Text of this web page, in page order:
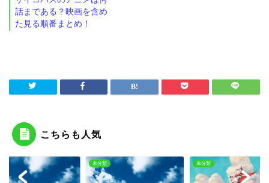
話まである？映画を含め
た見る順番まとめ！
こちらも人気
未分類 未分類